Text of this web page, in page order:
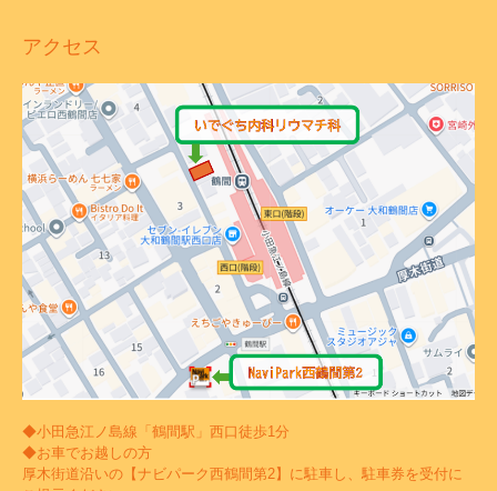
アクセス
◆小田急江ノ島線「鶴間駅」西口徒歩1分
◆お車でお越しの方
厚木街道沿いの【ナビパーク西鶴間第2】に駐車し、駐車券を受付に